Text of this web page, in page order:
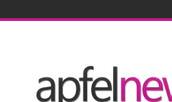
iPhone Ultra lässt Verkauf faltbarer
iPhone 18 Pro: Diese 3 großen Upgrades